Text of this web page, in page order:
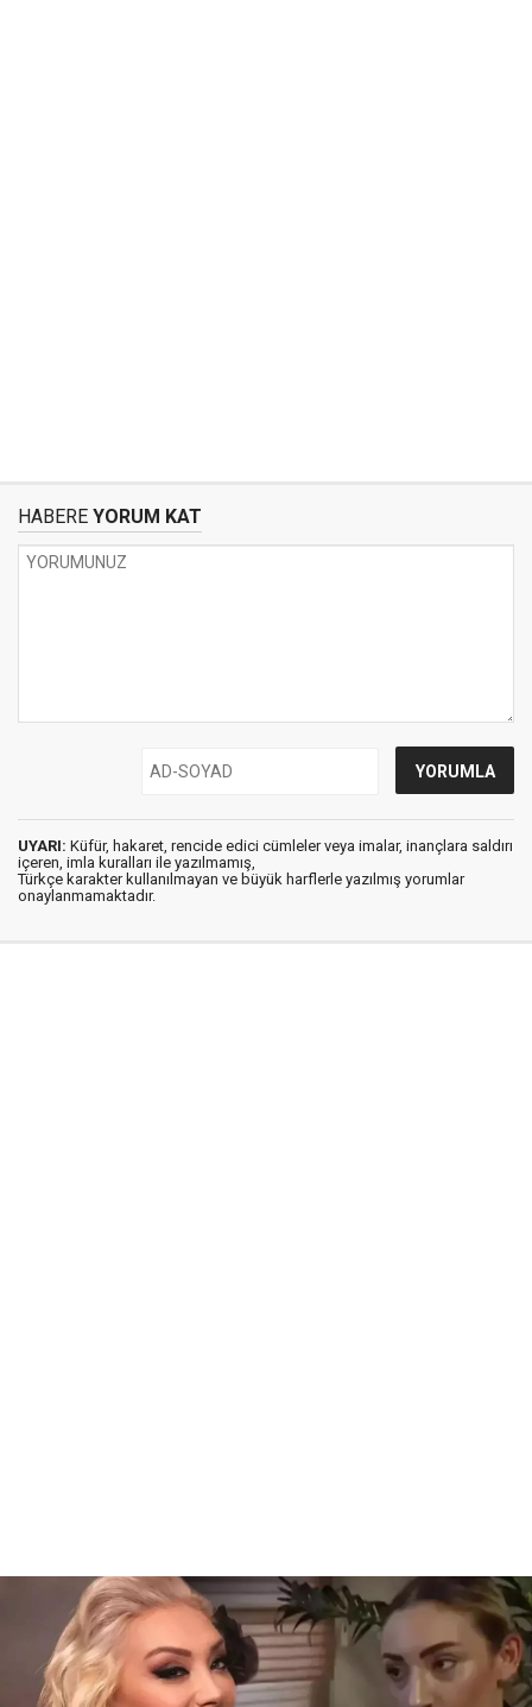
HABERE YORUM KAT
UYARI: Küfür, hakaret, rencide edici cümleler veya imalar, inançlara saldırı
içeren, imla kuralları ile yazılmamış,
Türkçe karakter kullanılmayan ve büyük harflerle yazılmış yorumlar
onaylanmamaktadır.